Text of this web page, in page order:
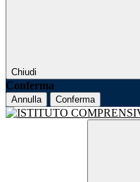
Chiudi
Conferma
Annulla Conferma